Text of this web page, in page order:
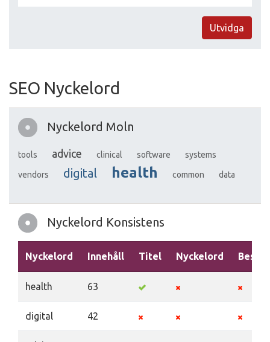
Utvidga
SEO Nyckelord
Nyckelord Moln
tools advice clinical software systems
vendors digital health common data
Nyckelord Konsistens
Nyckelord Innehåll Titel Nyckelord
health 63
digital 42